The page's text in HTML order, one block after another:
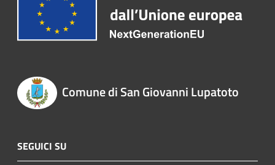
Comune di San Giovanni Lupatoto
SEGUICI SU